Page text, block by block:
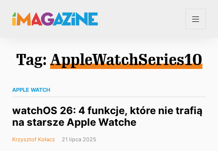
Tag: AppleWatchSeries10
APPLE WATCH
watchOS 26: 4 funkcje, które nie trafią
na starsze Apple Watche
Krzysztof Kołacz 21 lipca 2025